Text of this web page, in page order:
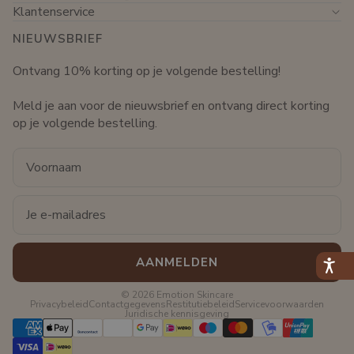
Klantenservice
NIEUWSBRIEF
Ontvang 10% korting op je volgende bestelling!
Meld je aan voor de nieuwsbrief en ontvang direct korting
op je volgende bestelling.
AANMELDEN
© 2026 Emotion Skincare
PrivacybeleidContactgegevensRestitutiebeleidServicevoorwaarden
Juridische kennisgeving
Betaalmethoden